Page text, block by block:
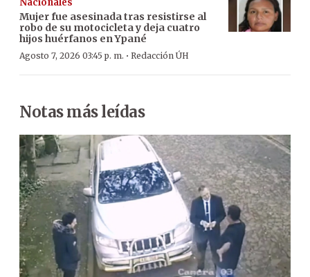
Mujer fue asesinada tras resistirse al
robo de su motocicleta y deja cuatro
hijos huérfanos en Ypané
Agosto 7, 2026 03:45 p. m. · Redacción ÚH
Notas más leídas